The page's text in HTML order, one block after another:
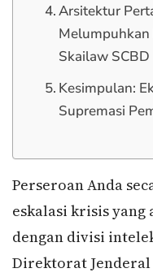
Arsitektur
Melumpuhkan
Skailaw SCBD
Kesimpulan:
Supremasi
Perseroan Anda
eskalasi krisis yang
dengan divisi
Direktorat Jenderal